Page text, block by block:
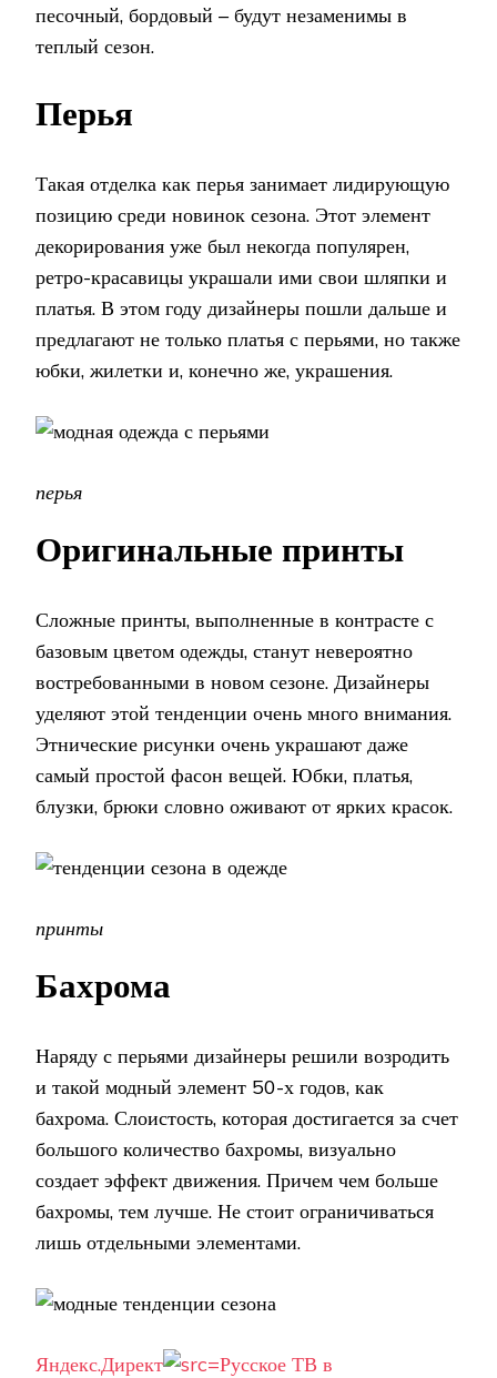
песочный, бордовый – будут незаменимы в
теплый сезон.
Перья
Такая отделка как перья занимает лидирующую
позицию среди новинок сезона. Этот элемент
декорирования уже был некогда популярен,
ретро-красавицы украшали ими свои шляпки и
платья. В этом году дизайнеры пошли дальше и
предлагают не только платья с перьями, но также
юбки, жилетки и, конечно же, украшения.
перья
Оригинальные принты
Сложные принты, выполненные в контрасте с
базовым цветом одежды, станут невероятно
востребованными в новом сезоне. Дизайнеры
уделяют этой тенденции очень много внимания.
Этнические рисунки очень украшают даже
самый простой фасон вещей. Юбки, платья,
блузки, брюки словно оживают от ярких красок.
принты
Бахрома
Наряду с перьями дизайнеры решили возродить
и такой модный элемент 50-х годов, как
бахрома. Слоистость, которая достигается за счет
большого количество бахромы, визуально
создает эффект движения. Причем чем больше
бахромы, тем лучше. Не стоит ограничиваться
лишь отдельными элементами.
Яндекс.Директ
Русское ТВ в